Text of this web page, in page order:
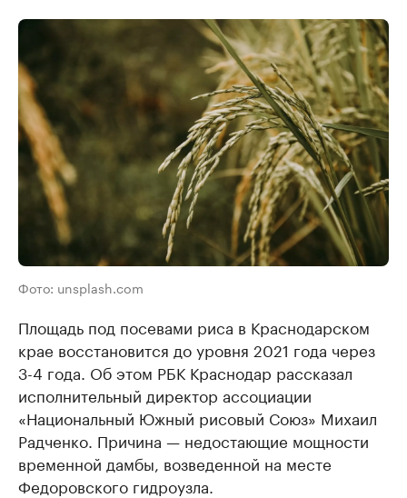
Фото: unsplash.com
Площадь под посевами риса в Краснодарском
крае восстановится до уровня 2021 года через
3-4 года. Об этом РБК Краснодар рассказал
исполнительный директор ассоциации
«Национальный Южный рисовый Союз» Михаил
Радченко. Причина — недостающие мощности
временной дамбы, возведенной на месте
Федоровского гидроузла.